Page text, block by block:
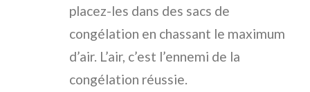
placez-les dans des sacs de
congélation en chassant le maximum
d’air. L’air, c’est l’ennemi de la
congélation réussie.